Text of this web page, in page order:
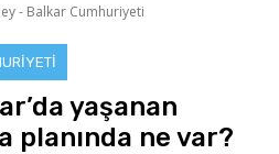
- Balkar Cumhuriyeti
yaşanan
planında ne var?